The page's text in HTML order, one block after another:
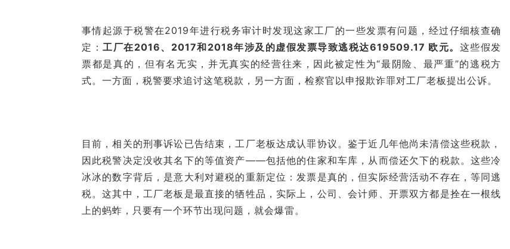
事情起源于税警在2019年进行税务审计时发现这家工厂的一些发票有问题，经过仔细核查确
定：工厂在2016、2017和2018年涉及的虚假发票导致逃税达619509.17 欧元。 这些假发
票都是真的，但有名无实，并无真实的经营往来，因此被定性为“最阴险、最严重”的逃税方
式。一方面，税警要求追讨这笔税款，另一方面，检察官以申报欺诈罪对工厂老板提出公诉。
目前，相关的刑事诉讼已告结束，工厂老板达成认罪协议。鉴于近几年他尚未清偿这些税款，
因此税警决定没收其名下的等值资产——包括他的住家和车库，从而偿还欠下的税款。这些冷
冰冰的数字背后，是意大利对避税的重新定位：发票是真的，但实际经营活动不存在，等同逃
税。这其中，工厂老板是最直接的牺牲品，实际上，公司、会计师、开票双方都是拴在一根线
上的蚂蚱，只要有一个环节出现问题，就会爆雷。